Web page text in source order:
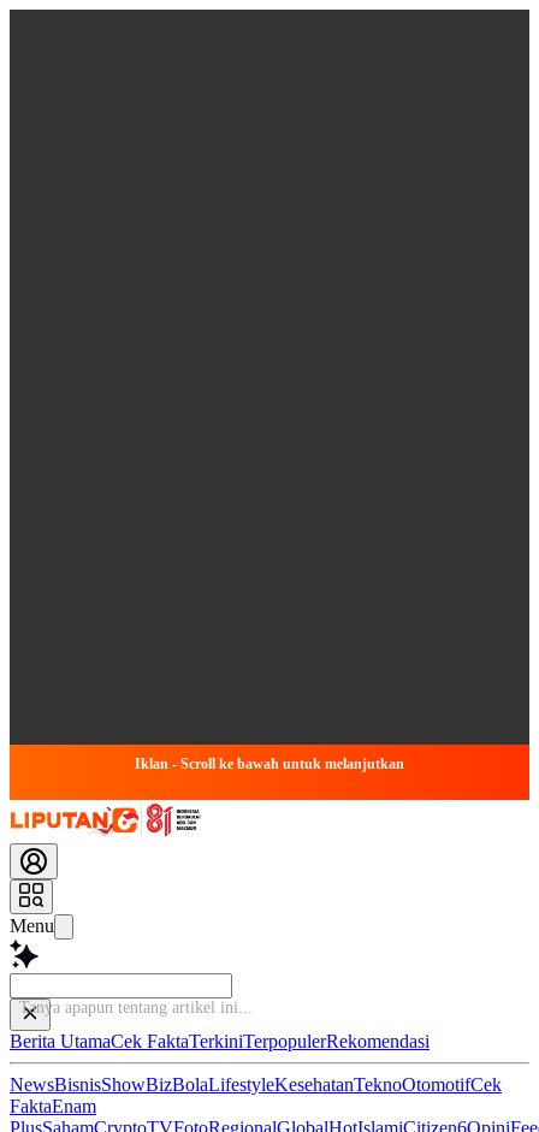
Iklan - Scroll ke bawah untuk melanjutkan
Menu
Baca
Berita UtamaCek FaktaTerkiniTerpopulerRekomendasi
NewsBisnisShowBizBolaLifestyleKesehatanTeknoOtomotifCek
FaktaEnam